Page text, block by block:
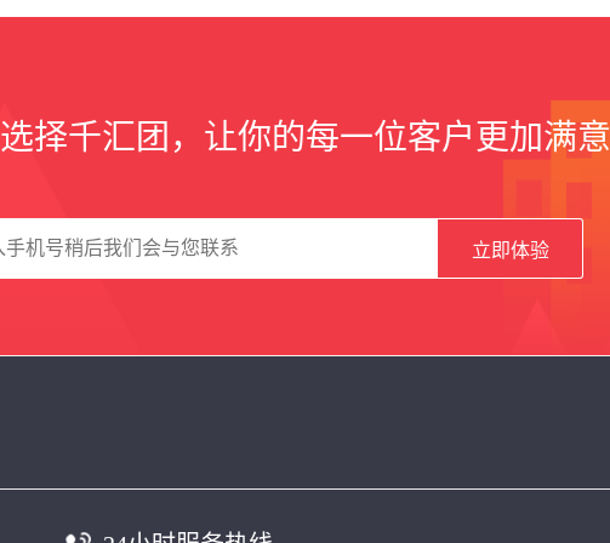
择千汇团，让你的每一位客户更加满意
立即体验